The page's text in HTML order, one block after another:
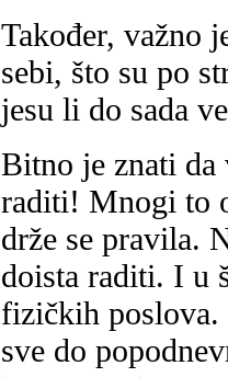
Također, važno
sebi, što su po
jesu li do sada
Bitno je znati
raditi! Mnogi to
drže se pravila.
doista raditi. I u
fizičkih poslova.
sve do